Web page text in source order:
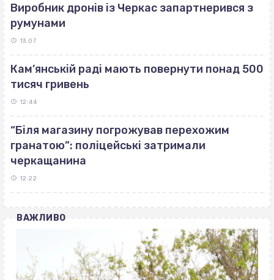
Виробник дронів із Черкас запартнерився з
румунами
13:07
Кам’янській раді мають повернути понад 500
тисяч гривень
12:44
“Біля магазину погрожував перехожим
гранатою”: поліцейські затримали
черкащанина
12:22
ВАЖЛИВО